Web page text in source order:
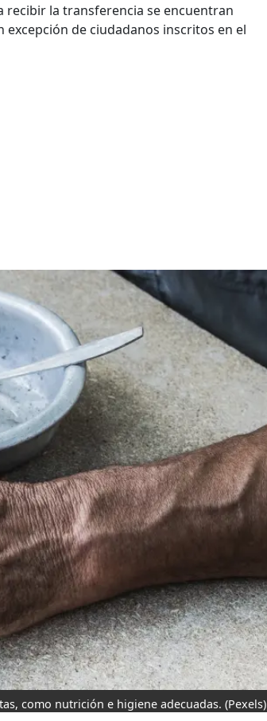
recibir la transferencia se encuentran
excepción de ciudadanos inscritos en el
como nutrición e higiene adecuadas. (Pexels)